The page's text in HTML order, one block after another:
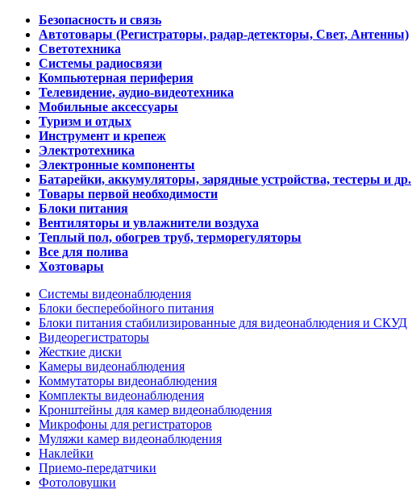
Безопасность и связь
Автотовары (Регистраторы, радар-детекторы, Свет, Антенны)
Светотехника
Системы радиосвязи
Компьютерная периферия
Телевидение, аудио-видеотехника
Мобильные аксессуары
Туризм и отдых
Инструмент и крепеж
Электротехника
Электронные компоненты
Батарейки, аккумуляторы, зарядные устройства, тестеры и др.
Товары первой необходимости
Блоки питания
Вентиляторы и увлажнители воздуха
Теплый пол, обогрев труб, терморегуляторы
Все для полива
Хозтовары
Системы видеонаблюдения
Блоки бесперебойного питания
Блоки питания стабилизированные для видеонаблюдения и СКУД
Видеорегистраторы
Жесткие диски
Камеры видеонаблюдения
Коммутаторы видеонаблюдения
Комплекты видеонаблюдения
Кронштейны для камер видеонаблюдения
Микрофоны для регистраторов
Муляжи камер видеонаблюдения
Наклейки
Приемо-передатчики
Фотоловушки